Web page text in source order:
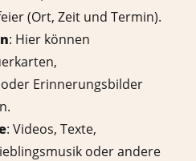
(Ort, Zeit und Termin).
: Hier können
Erinnerungsbilder
: Videos, Texte,
oder andere